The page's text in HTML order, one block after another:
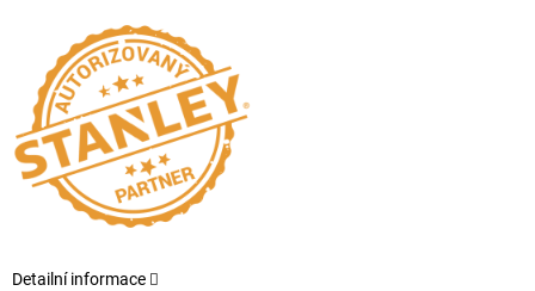
Detailní informace